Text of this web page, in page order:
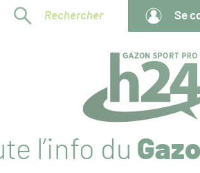
Rechercher Se
l’info du